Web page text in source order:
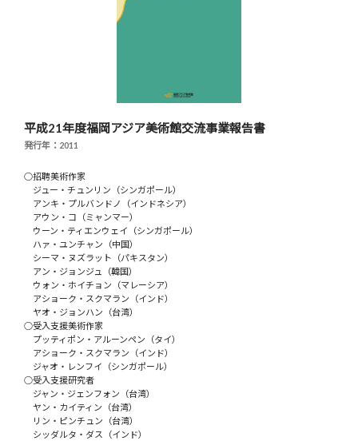
平成21年度福岡アジア美術館交流事業報告書
発行年：2011
○招聘美術作家
ジュー・チュンリン（シンガポール）
アンキ・プルバンドノ（インドネシア）
アウン・コ（ミャンマー）
ウーン・ティエンウェイ（シンガポール）
ハァ・ユンチャン（中国）
シーマ・ヌズラット（パキスタン）
アン・ジョンジュ（韓国）
ウォン・ホイチョン（マレーシア）
アショーク・スクマラン（インド）
ヤオ・ジョンハン（台湾）
○受入支援美術作家
プッティポン・アルーンペン（タイ）
アショーク・スクマラン（インド）
ジャオ・レンフイ（シンガポール）
○受入支援研究者
ジャン・ジェンフォン（台湾）
ヤン・カイティン（台湾）
リン・ピンチュン（台湾）
シッダルタ・ダス（インド）